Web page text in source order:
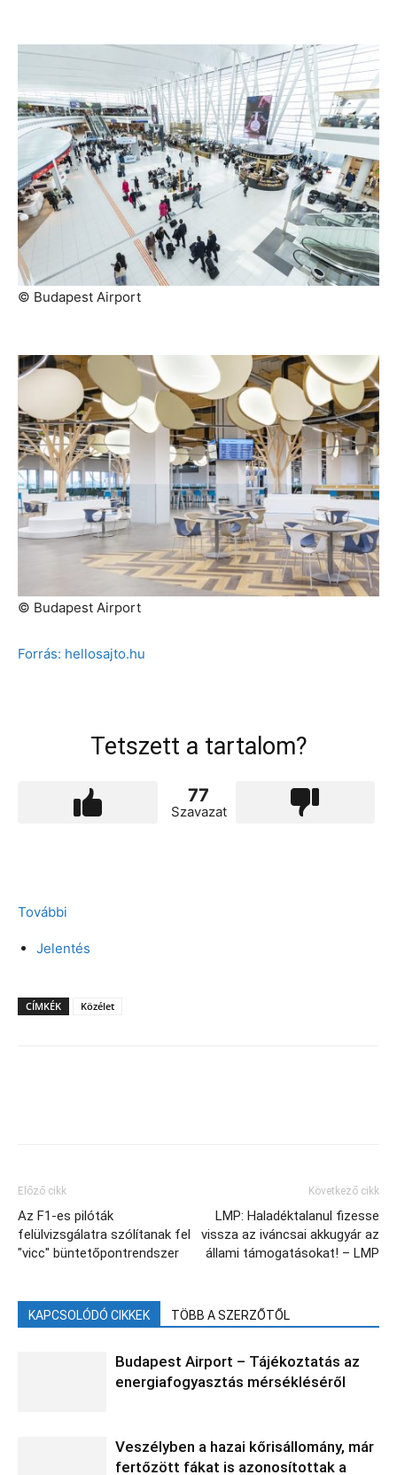
© Budapest Airport
© Budapest Airport
Forrás: hellosajto.hu
Tetszett a tartalom?
77
Szavazat
További
Jelentés
CÍMKÉK Közélet
Előző cikk
Az F1-es pilóták
felülvizsgálatra szólítanak fel
"vicc" büntetőpontrendszer
Következő cikk
LMP: Haladéktalanul fizesse
vissza az iváncsai akkugyár az
állami támogatásokat! – LMP
KAPCSOLÓDÓ CIKKEK TÖBB A SZERZŐTŐL
Budapest Airport – Tájékoztatás az
energiafogyasztás mérsékléséről
Veszélyben a hazai kőrisállomány, már
fertőzött fákat is azonosítottak a